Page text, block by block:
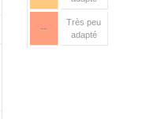
--
Très peu
adapté